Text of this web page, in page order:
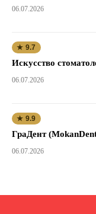
06.07.2026
★ 9.7
Искусство
06.07.2026
★ 9.9
ГраДент
06.07.2026